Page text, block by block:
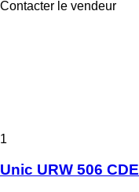
Contacter le vendeur
1
Unic URW 506 CDE